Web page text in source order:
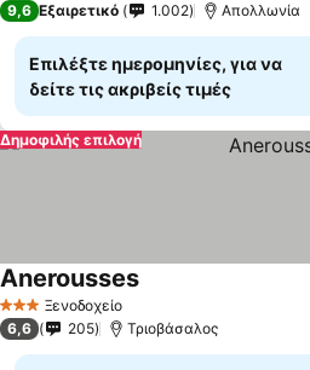
9,6 Εξαιρετικό 1.002 Απολλωνία
Επιλέξτε ημερομηνίες, για να
δείτε τις ακριβείς τιμές
Δημοφιλής επιλογή
3 ΑστέριαΞενοδοχείο
Anerousses
6,6 205 Τριοβάσαλος